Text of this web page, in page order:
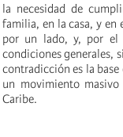
la necesidad de
familia, en la casa, y en
por un lado, y, por el
condiciones generales,
contradicción es la
un movimiento
Caribe.